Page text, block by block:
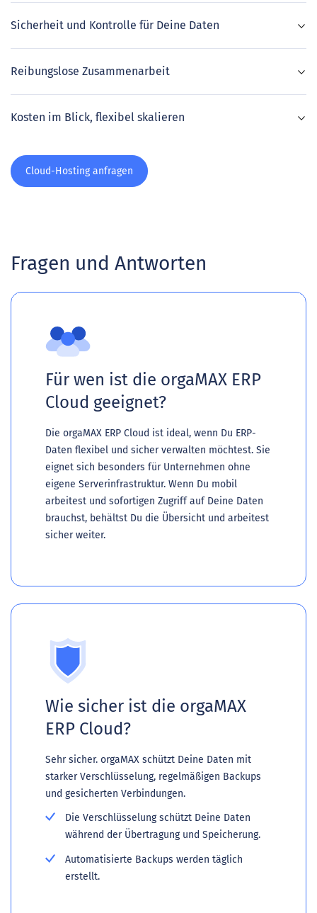
Sicherheit und Kontrolle für Deine Daten
Reibungslose Zusammenarbeit
Kosten im Blick, flexibel skalieren
Cloud-Hosting anfragen
Fragen und Antworten
Für wen ist die orgaMAX ERP
Cloud geeignet?
Die orgaMAX ERP Cloud ist ideal, wenn Du ERP-
Daten flexibel und sicher verwalten möchtest. Sie
eignet sich besonders für Unternehmen ohne
eigene Serverinfrastruktur. Wenn Du mobil
arbeitest und sofortigen Zugriff auf Deine Daten
brauchst, behältst Du die Übersicht und arbeitest
sicher weiter.
Wie sicher ist die orgaMAX
ERP Cloud?
Sehr sicher. orgaMAX schützt Deine Daten mit
starker Verschlüsselung, regelmäßigen Backups
und gesicherten Verbindungen.
Die Verschlüsselung schützt Deine Daten
während der Übertragung und Speicherung.
Automatisierte Backups werden täglich
erstellt.